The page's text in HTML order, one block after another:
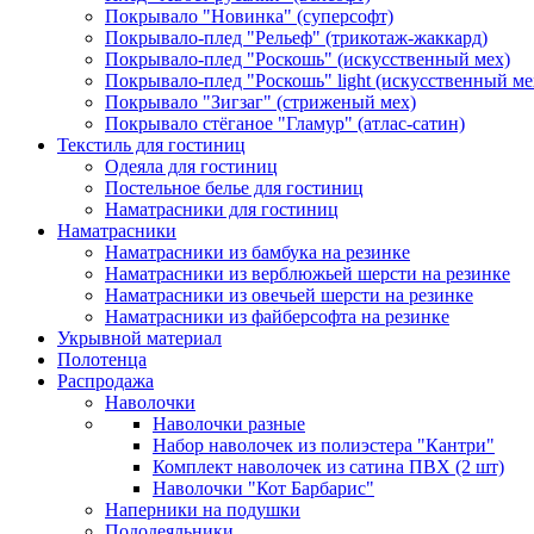
Покрывало "Новинка" (суперсофт)
Покрывало-плед "Рельеф" (трикотаж-жаккард)
Покрывало-плед "Роскошь" (искусственный мех)
Покрывало-плед "Роскошь" light (искусственный
Покрывало "Зигзаг" (стриженый мех)
Покрывало стёганое "Гламур" (атлас-сатин)
Текстиль для гостиниц
Одеяла для гостиниц
Постельное белье для гостиниц
Наматрасники для гостиниц
Наматрасники
Наматрасники из бамбука на резинке
Наматрасники из верблюжьей шерсти на резинке
Наматрасники из овечьей шерсти на резинке
Наматрасники из файберсофта на резинке
Укрывной материал
Полотенца
Распродажа
Наволочки
Наволочки разные
Набор наволочек из полиэстера "Кантри"
Комплект наволочек из сатина ПВХ (2 шт)
Наволочки "Кот Барбарис"
Наперники на подушки